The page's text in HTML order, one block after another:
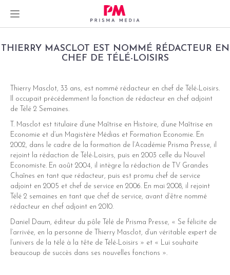
Skip
THIERRY MASCLOT EST NOMMÉ RÉDACTEUR EN
CHEF DE TÉLÉ-LOISIRS
Thierry Masclot, 33 ans, est nommé rédacteur en chef de Télé-Loisirs.
Il occupait précédemment la fonction de rédacteur en chef adjoint
de Télé 2 Semaines.
T. Masclot est titulaire d’une Maîtrise en Histoire, d’une Maîtrise en
Economie et d’un Magistère Médias et Formation Economie. En
2002, dans le cadre de la formation de l’Académie Prisma Presse, il
rejoint la rédaction de Télé-Loisirs, puis en 2003 celle du Nouvel
Economiste. En août 2004, il intègre la rédaction de TV Grandes
Chaînes en tant que rédacteur, puis est promu chef de service
adjoint en 2005 et chef de service en 2006. En mai 2008, il rejoint
Télé 2 semaines en tant que chef de service, avant d’être nommé
rédacteur en chef adjoint en 2010.
Daniel Daum, éditeur du pôle Télé de Prisma Presse, « Se félicite de
l’arrivée, en la personne de Thierry Masclot, d’un véritable expert de
l’univers de la télé à la tête de Télé-Loisirs » et « Lui souhaite
beaucoup de succès dans ses nouvelles fonctions ».